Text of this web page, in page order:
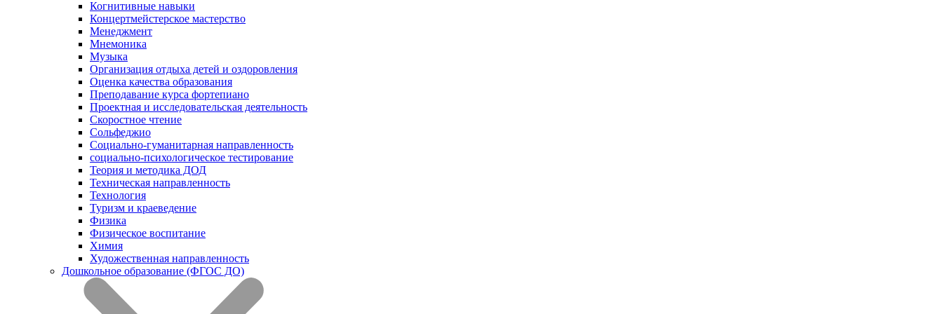
Когнитивные навыки
Концертмейстерское мастерство
Менеджмент
Мнемоника
Музыка
Организация отдыха детей и оздоровления
Оценка качества образования
Преподавание курса фортепиано
Проектная и исследовательская деятельность
Скоростное чтение
Сольфеджио
Социально-гуманитарная направленность
социально-психологическое тестирование
Теория и методика ДОД
Техническая направленность
Технология
Туризм и краеведение
Физика
Физическое воспитание
Химия
Художественная направленность
Дошкольное образование (ФГОС ДО)